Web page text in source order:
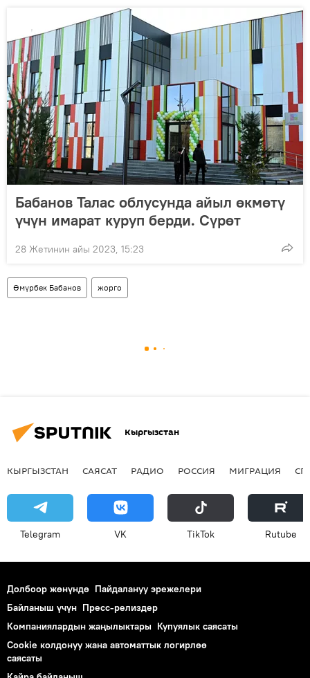
Бабанов Талас облусунда айыл өкмөтү
үчүн имарат куруп берди. Сүрөт
28 Жетинин айы 2023, 15:23
Өмүрбек Бабанов жорго
Кыргызстан
КЫРГЫЗСТАН САЯСАТ РАДИО РОССИЯ МИГРАЦИЯ
Telegram VK ТikТоk Rutube
Долбоор жөнүндө Пайдалануу эрежелери
Байланыш үчүн Пресс-релиздер
Компаниялардын жаңылыктары Купуялык саясаты
Cookie колдонуу жана автоматтык логирлөө
саясаты